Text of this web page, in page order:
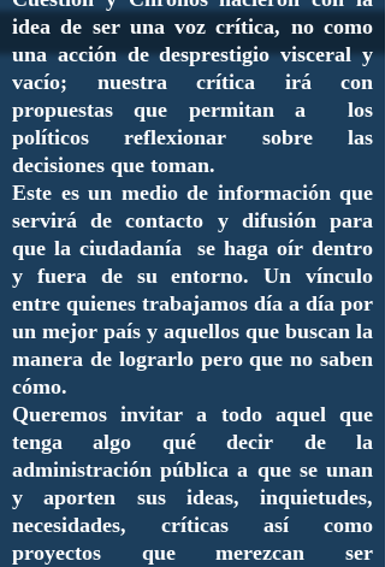
idea de ser una voz crítica, no como
una acción de desprestigio visceral y
vacío; nuestra crítica irá con
propuestas que permitan a los
políticos reflexionar sobre las
decisiones que toman.
Este es un medio de información que
servirá de contacto y difusión para
que la ciudadanía se haga oír dentro
y fuera de su entorno. Un vínculo
entre quienes trabajamos día a día por
un mejor país y aquellos que buscan la
manera de lograrlo pero que no saben
cómo.
Queremos invitar a todo aquel que
tenga algo qué decir de la
administración pública a que se unan
y aporten sus ideas, inquietudes,
necesidades, críticas así como
proyectos que merezcan ser